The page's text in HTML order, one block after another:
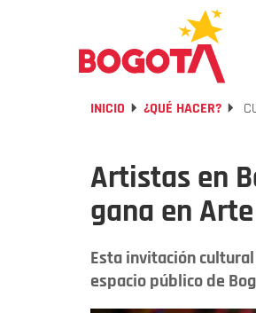
INICIO ¿QUÉ HACER?
Artistas en
gana en
Esta invitación
espacio público de